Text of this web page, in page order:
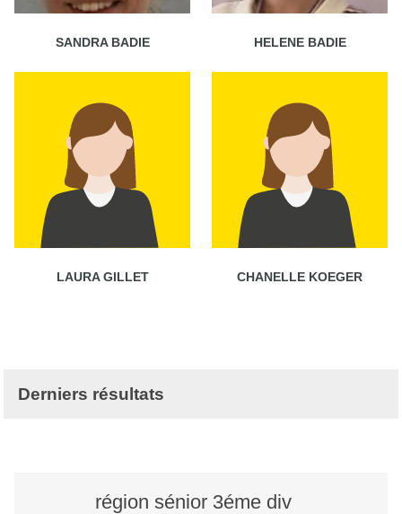
SANDRA BADIE HELENE BADIE
LAURA GILLET CHANELLE KOEGER
Derniers résultats
région sénior 3éme div